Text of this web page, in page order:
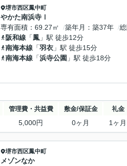
堺市西区鳳中町
やかた南浜寺Ⅰ
専有面積
69.27㎡ 築年月 築37年
阪和線 「鳳 」駅 徒歩12分
南海本線 「羽衣 」駅 徒歩15分
南海本線 「浜寺公園 」駅 徒歩18分
管理費・共益費 敷金/保証金 礼金
5,000円 0ヶ月 1ヶ月
堺市西区鳳中町
メゾンなか